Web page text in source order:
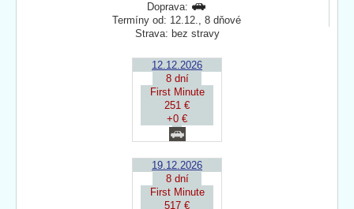
Doprava:
Termíny od: 12.12., 8 dňové
Strava: bez stravy
12.12.2026
8 dní
First Minute
251 €
+0 €
19.12.2026
8 dní
First Minute
517 €